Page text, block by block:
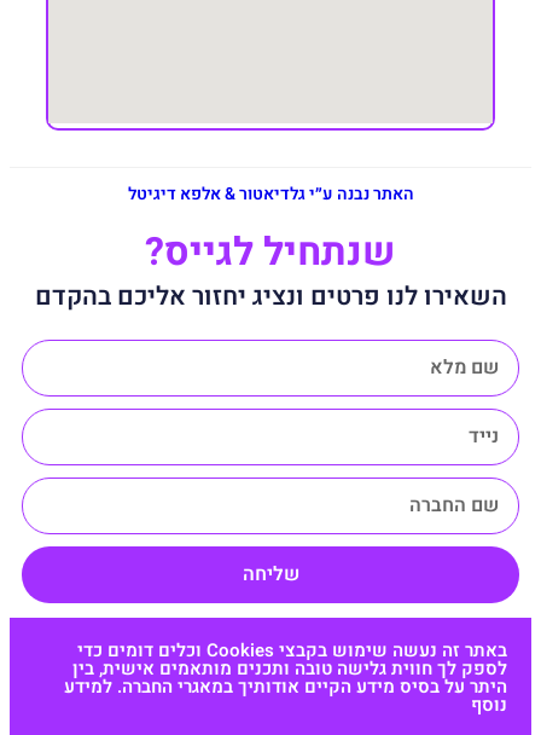
האתר נבנה ע״י גלדיאטור & אלפא דיגיטל
שנתחיל לגייס?
השאירו לנו פרטים ונציג יחזור אליכם בהקדם
שליחה
באתר זה נעשה שימוש בקבצי Cookies וכלים דומים כדי
לספק לך חווית גלישה טובה ותכנים מותאמים אישית, בין
היתר על בסיס מידע הקיים אודותיך במאגרי החברה. למידע
נוסף